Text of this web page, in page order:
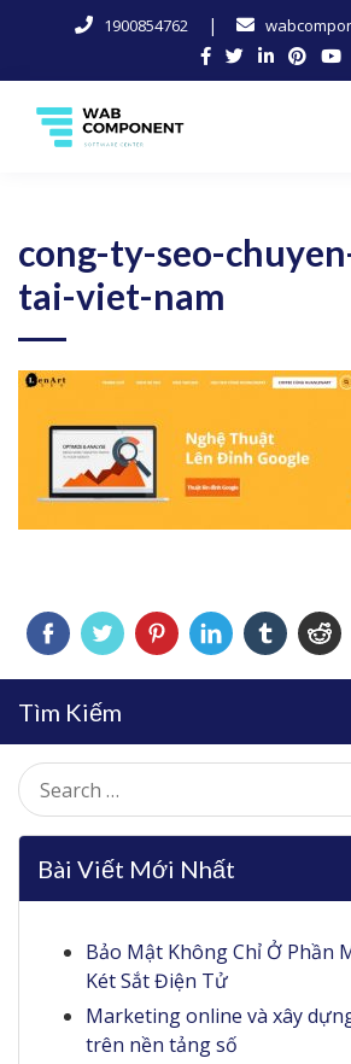
1900854762 |
content
cong-ty-seo-
tai-viet-nam
Tìm Kiếm
Search
for:
Bài Viết Mới Nhất
Bảo Mật Không Chỉ Ở Phần
Két Sắt Điện Tử
Marketing online và xây
trên nền tảng số